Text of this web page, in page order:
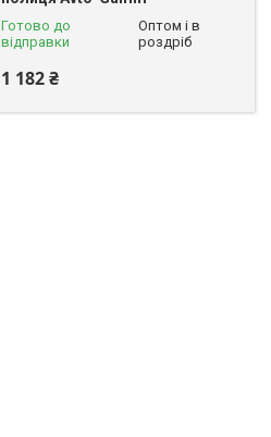
Готово до
відправки
Оптом і в
роздріб
1 182 ₴